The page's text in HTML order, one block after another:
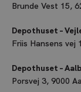
Brunde Vest 15,
Depothuset –
Friis Hansens vej
Depothuset –
Porsvej 3, 9000